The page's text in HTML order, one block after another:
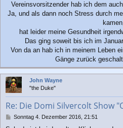
Vereinsvorsitzender hab ich dem
Ja, und als dann noch Stress durch
hat leider meine Gesundheit
Das ging soweit bis ich im
Von da an hab ich in meinem Leben
Gänge zurück
John Wayne
"the Duke"
Re: Die Domi Silvercolt Show
BSonntag 4. Dezember 2016, 21:51